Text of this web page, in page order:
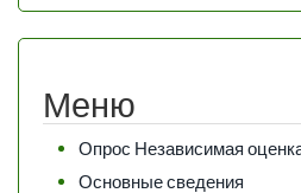
Меню
Опрос Независимая
Основные сведения